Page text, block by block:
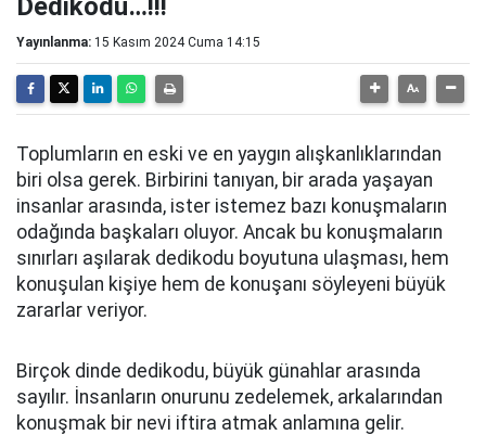
Dedikodu…!!!
Yayınlanma: 15 Kasım 2024 Cuma 14:15
Toplumların en eski ve en yaygın alışkanlıklarından
biri olsa gerek. Birbirini tanıyan, bir arada yaşayan
insanlar arasında, ister istemez bazı konuşmaların
odağında başkaları oluyor. Ancak bu konuşmaların
sınırları aşılarak dedikodu boyutuna ulaşması, hem
konuşulan kişiye hem de konuşanı söyleyeni büyük
zararlar veriyor.
Birçok dinde dedikodu, büyük günahlar arasında
sayılır. İnsanların onurunu zedelemek, arkalarından
konuşmak bir nevi iftira atmak anlamına gelir.